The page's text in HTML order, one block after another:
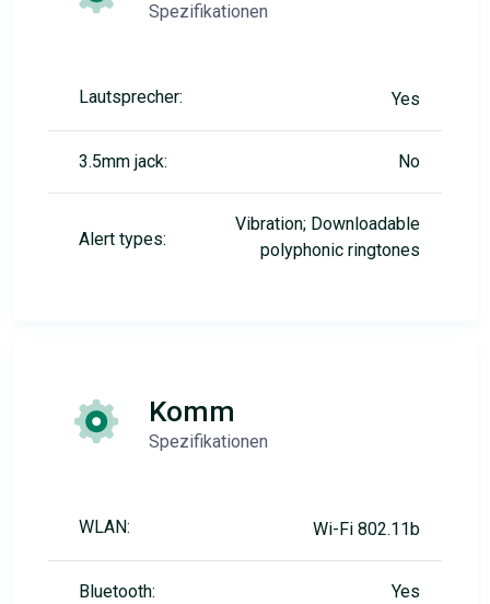
Spezifikationen
Lautsprecher: Yes
3.5mm jack: No
Alert types:
Vibration; Downloadable
polyphonic ringtones
Komm
Spezifikationen
WLAN: Wi-Fi 802.11b
Bluetooth: Yes